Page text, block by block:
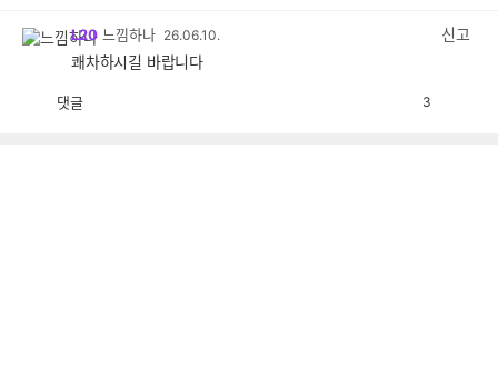
L20 느낌하나 26.06.10.
신고
쾌차하시길 바랍니다
댓글 3